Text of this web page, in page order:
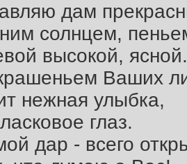
дам
солнцем,
высокой, ясной.
Ваших
нежная улыбка,
глаз.
дар - всего